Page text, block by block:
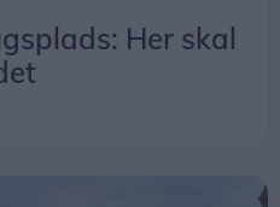
Her skal